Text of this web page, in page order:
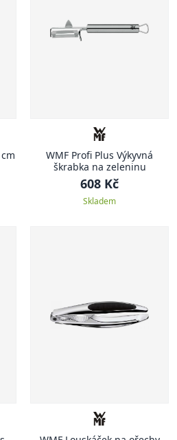
WMF Profi Plus Výkyvná
škrabka na zeleninu
608 Kč
Skladem